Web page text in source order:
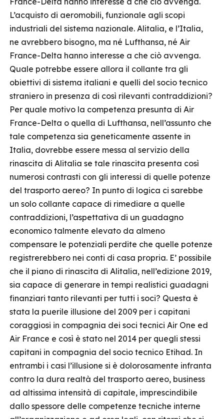
L’acquisto di aeromobili, funzionale agli scopi
industriali del sistema nazionale. Alitalia, e l’Italia,
ne avrebbero bisogno, ma né Lufthansa, né Air
France-Delta hanno interesse a che ciò avvenga.
Quale potrebbe essere allora il collante tra gli
obiettivi di sistema italiani e quelli del socio tecnico
straniero in presenza di così rilevanti contraddizioni?
Per quale motivo la competenza presunta di Air
France-Delta o quella di Lufthansa, nell’assunto che
tale competenza sia geneticamente assente in
Italia, dovrebbe essere messa al servizio della
rinascita di Alitalia se tale rinascita presenta così
numerosi contrasti con gli interessi di quelle potenze
del trasporto aereo? In punto di logica ci sarebbe
un solo collante capace di rimediare a quelle
contraddizioni, l’aspettativa di un guadagno
economico talmente elevato da almeno
compensare le potenziali perdite che quelle potenze
registrerebbero nei conti di casa propria. E’ possibile
che il piano di rinascita di Alitalia, nell’edizione 2019,
sia capace di generare in tempi realistici guadagni
finanziari tanto rilevanti per tutti i soci? Questa è
stata la puerile illusione del 2009 per i capitani
coraggiosi in compagnia dei soci tecnici Air One ed
Air France e così è stato nel 2014 per quegli stessi
capitani in compagnia del socio tecnico Etihad. In
entrambi i casi l’illusione si è dolorosamente infranta
contro la dura realtà del trasporto aereo, business
ad altissima intensità di capitale, imprescindibile
dallo spessore delle competenze tecniche interne